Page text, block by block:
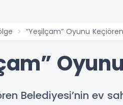
“Yeşilçam” Oyunu
Belediyesi’nin ev